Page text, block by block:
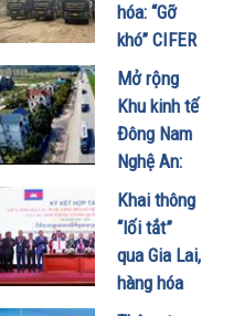
hóa: “Gỡ
khó” CIFER
và cơ hội
tái định
hình chuỗi
xuất khẩu
thực phẩm
06/06/2026
Mở rộng
Khu kinh tế
Đông Nam
Nghệ An:
Đòn bẩy
chiến lược
cho kinh
doanh biên
mậu Bắc
Khai thông
“lối tắt”
qua Gia Lai,
hàng hóa
Campuchia